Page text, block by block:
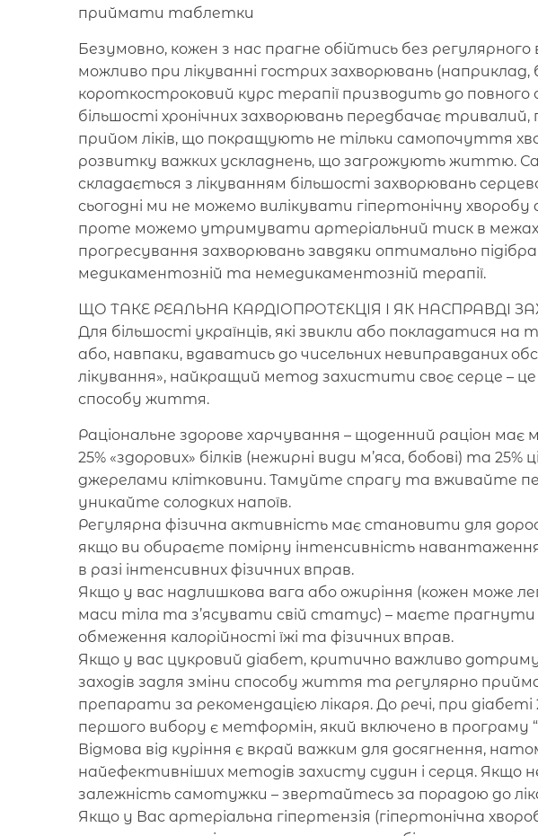
приймати таблетки
Безумовно, кожен з нас прагне обійтись без регулярного
можливо при лікуванні гострих захворювань
короткостроковий курс терапії призводить до
більшості хронічних захворювань передбачає тривалий,
прийом ліків, що покращують не тільки самопочуття
розвитку важких ускладнень, що загрожують життю.
складається з лікуванням більшості захворювань
сьогодні ми не можемо вилікувати гіпертонічну хворобу
проте можемо утримувати артеріальний тиск в
прогресування захворювань завдяки оптимально
медикаментозній та немедикаментозній терапії.
ЩО ТАКЕ РЕАЛЬНА КАРДІОПРОТЕКЦІЯ І ЯК НАСПРАВДІ
Для більшості українців, які звикли або покладатися на
або, навпаки, вдаватись до чисельних невиправданих
лікування», найкращий метод захистити своє серце –
способу життя.
Раціональне здорове харчування – щоденний раціон має
25% «здорових» білків (нежирні види м’яса, бобові) та 25%
джерелами клітковини. Тамуйте спрагу та вживайте
уникайте солодких напоїв.
Регулярна фізична активність має становити для
якщо ви обираєте помірну інтенсивність
в разі інтенсивних фізичних вправ.
Якщо у вас надлишкова вага або ожиріння (кожен може
маси тіла та з’ясувати свій статус) – маєте
обмеження калорійності їжі та фізичних вправ.
Якщо у вас цукровий діабет, критично важливо
заходів задля зміни способу життя та регулярно
препарати за рекомендацією лікаря. До речі, при
першого вибору є метформін, який включено в програму
Відмова від куріння є вкрай важким для досягнення,
найефективніших методів захисту судин і серця. Якщо
залежність самотужки – звертайтесь за порадою до
Якщо у Вас артеріальна гіпертензія (гіпертонічна